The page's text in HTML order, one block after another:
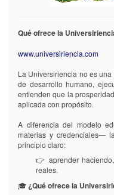
Qué ofrece la
www.universiriencia.com
La Universiriencia no es
de desarrollo humano,
entienden que la
aplicada con propósito.
A diferencia del modelo
materias y credenciales—
principio claro:
👉 aprender
reales.
🎓¿Qué ofrece la